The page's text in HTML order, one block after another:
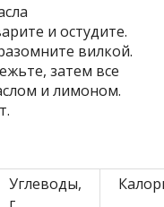
и остудите.
вилкой.
затем все
и лимоном.
Углеводы,